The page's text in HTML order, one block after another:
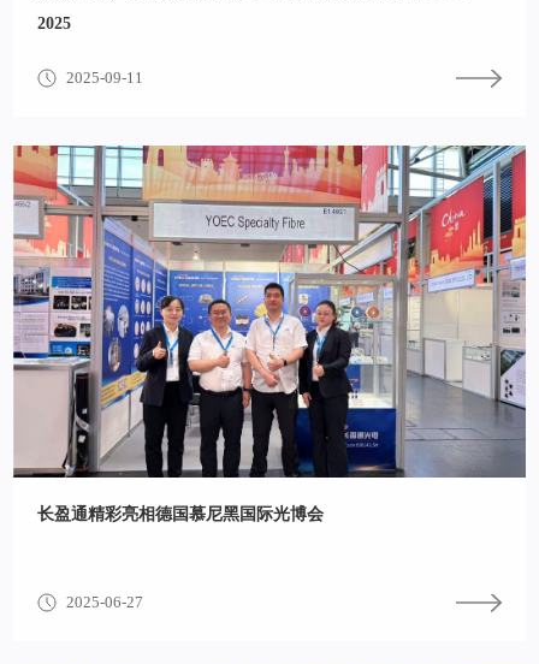
2025
2025-09-11
长盈通精彩亮相德国慕尼黑国际光博会
2025-06-27